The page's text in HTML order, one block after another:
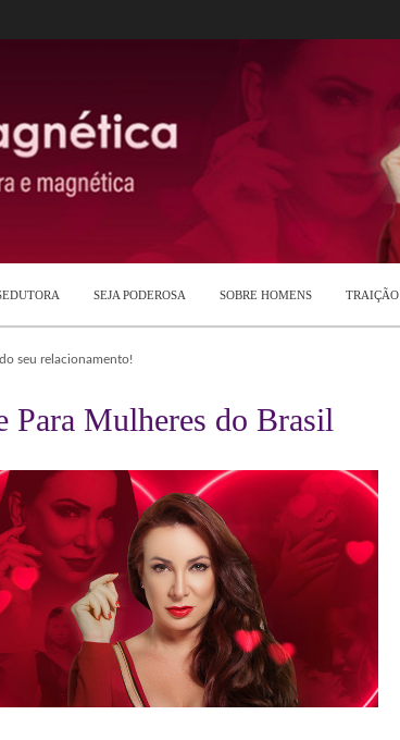
SEJA PODEROSA SOBRE HOMENS TRAIÇÃO
seu relacionamento!
Para Mulheres do Brasil